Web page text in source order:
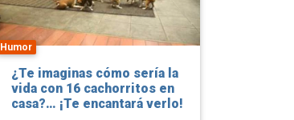
Humor
¿Te imaginas cómo sería la
vida con 16 cachorritos en
casa?… ¡Te encantará verlo!